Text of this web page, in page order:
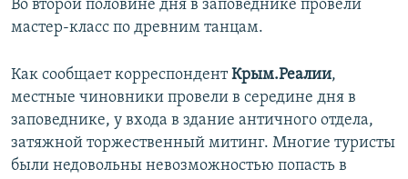
Во второй половине дня в заповеднике провели
мастер-класс по древним танцам.
Как сообщает корреспондентКрым.Реалии,
местные чиновники провели в середине дня в
заповеднике, у входа в здание античного отдела,
затяжной торжественный митинг. Многие туристы
были недовольны невозможностью попасть в